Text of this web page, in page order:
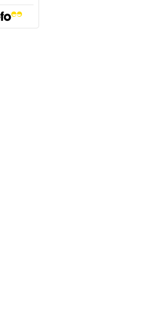
sich in einem neuen Tab)